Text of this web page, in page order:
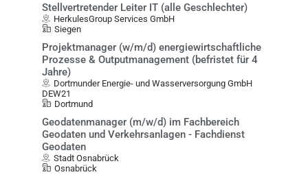
Stellvertretender Leiter IT (alle Geschlechter)
HerkulesGroup Services GmbH
Siegen
Projektmanager (w/m/d) energiewirtschaftliche
Prozesse & Outputmanagement (befristet für 4
Jahre)
Dortmunder Energie- und Wasserversorgung GmbH
DEW21
Dortmund
Geodatenmanager (m/w/d) im Fachbereich
Geodaten und Verkehrsanlagen - Fachdienst
Geodaten
Stadt Osnabrück
Osnabrück